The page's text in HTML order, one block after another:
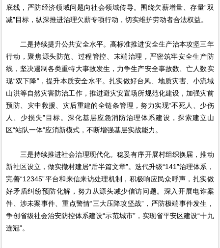
底线，严防经济领域问题向社会领域传导。围绕欠薪增量、存量“双
减”目标，纵深推进治理欠薪专项行动，切实维护劳动者合法权益。
二是持续提升公共安全水平。高标准推进安全生产治本攻坚三年
行动，聚焦源头防范、过程管控、末端治理，严密筑牢安全生产防
线，坚决遏制各类重特大事故发生，力争生产安全事故数、亡人数实
现“双下降”，提升本质安全水平。扎实做好台风、地质灾害、小流域
山洪等自然灾害防治工作，推进避灾安置场所规范化建设，加强灾前
预防、灾中救援、灾后重建的全链条管理，努力实现“不死人、少伤
人、少损失”目标。深化基层应急消防治理体系建设，探索建立山
区“站队一体”应消新模式，不断增强基层实战能力。
三是持续推进社会治理现代化。稳妥有序开展村组织换届，推动
新社区设立，做实撤村建居“后半篇文章”。迭代升级“141”治理体系，
完善“12345”平台和来信来访处理机制，积极响应民众呼声，扎实做
好矛盾纠纷预防化解，努力从源头减少信访问题。深入开展电诈案
件、涉未案事件、重点警情“三大压降攻坚战”，严防极端事件发生，
争创省级社会治安防控体系建设“示范城市”，实现省平安区建设“十九
连冠”。